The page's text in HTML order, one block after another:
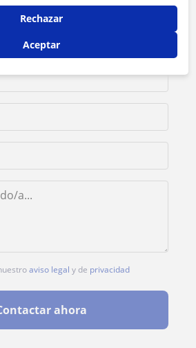
aviso legal y de privacidad
ahora
Rechazar
Aceptar